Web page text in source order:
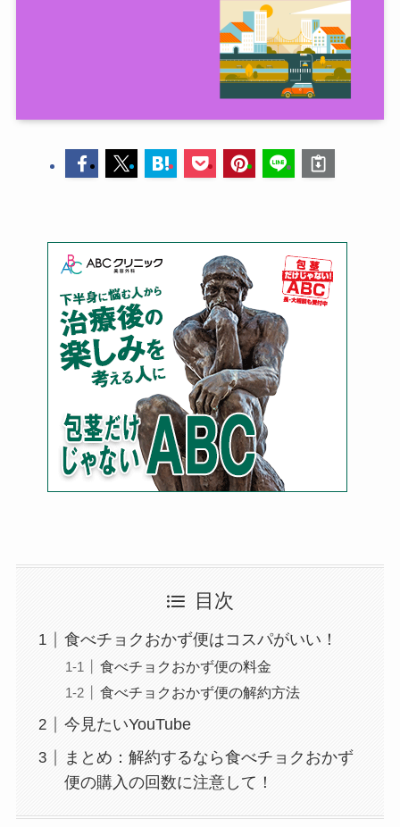
目次
食べチョクおかず便はコスパがいい！
食べチョクおかず便の料金
食べチョクおかず便の解約方法
今見たいYouTube
まとめ：解約するなら食べチョクおかず
便の購入の回数に注意して！